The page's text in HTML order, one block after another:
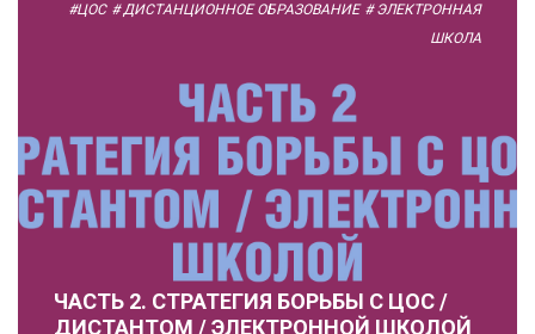
#ЦОС # ДИСТАНЦИОННОЕ ОБРАЗОВАНИЕ # ЭЛЕКТРОННАЯ
ШКОЛА
ЧАСТЬ 2. СТРАТЕГИЯ БОРЬБЫ С ЦОС /
ДИСТАНТОМ / ЭЛЕКТРОННОЙ ШКОЛОЙ